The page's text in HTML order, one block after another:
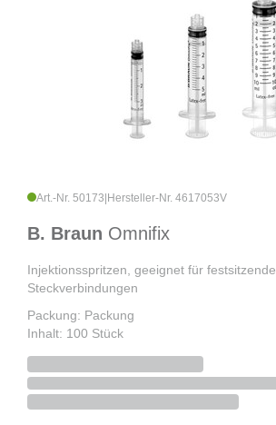
Art.-Nr. 50173 Hersteller-Nr. 4617053V
B. Braun Omnifix
Injektionsspritzen, geeignet für festsitzende
Steckverbindungen
Packung: Packung
Inhalt: 100 Stück